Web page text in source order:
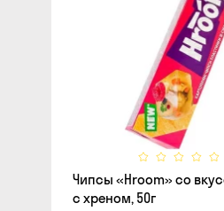
Чипсы «Hroom» со
с хреном, 50г